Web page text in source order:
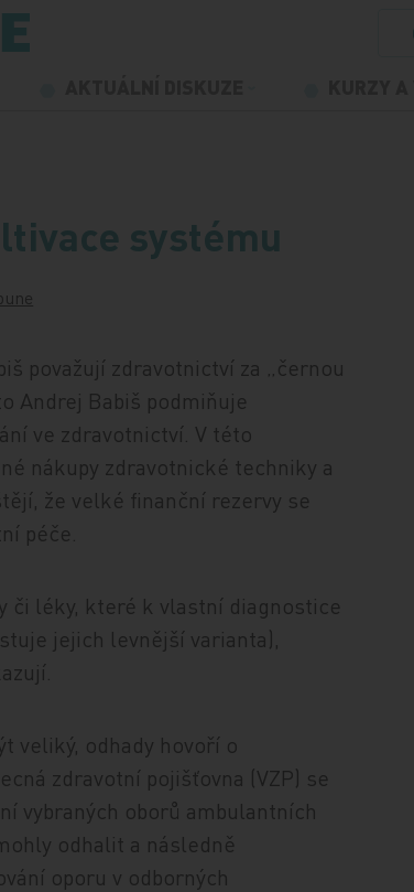
systému
považují zdravotnictví za „černou
Andrej Babiš podmiňuje
ve zdravotnictví. V této
nákupy zdravotnické techniky a
že velké finanční rezervy se
péče.
či léky, které k vlastní diagnostice
jejich levnější varianta),
veliký, odhady hovoří o
zdravotní pojišťovna (VZP) se
vybraných oborů ambulantních
odhalit a následně
oporu v odborných